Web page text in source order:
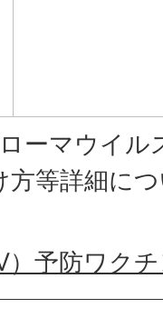
ーマウイ
等詳細に
）予防ワク